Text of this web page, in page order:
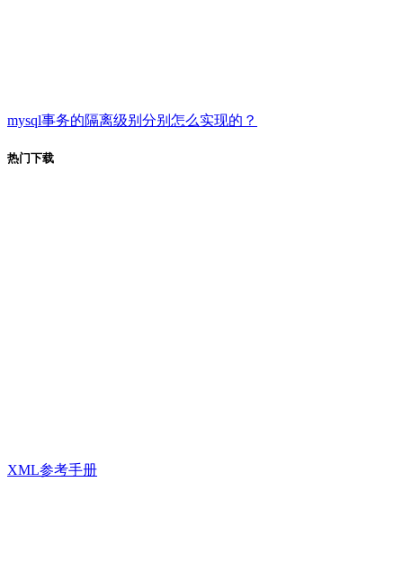
mysql事务的隔离级别分别怎么实现的？
热门下载
XML参考手册